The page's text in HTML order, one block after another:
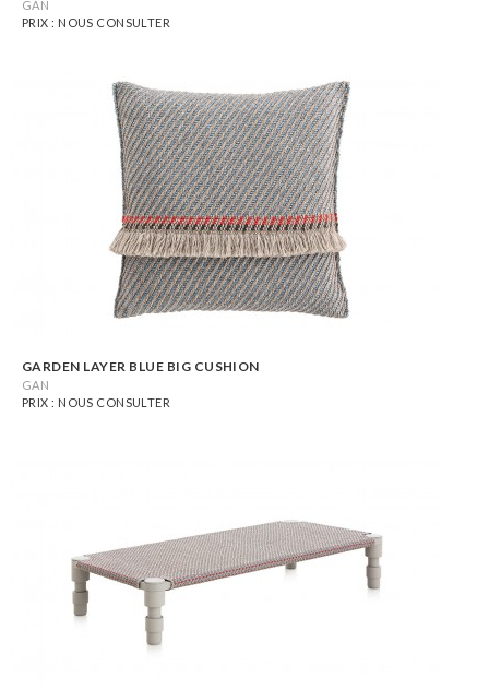
GAN
PRIX : NOUS CONSULTER
GARDEN LAYER BLUE BIG CUSHION
GAN
PRIX : NOUS CONSULTER